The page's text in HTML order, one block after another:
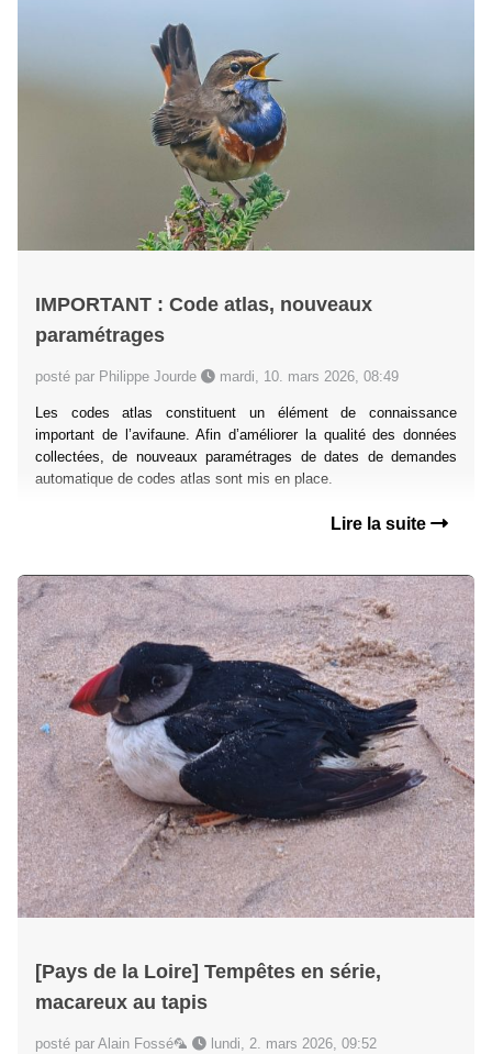
IMPORTANT : Code atlas, nouveaux
paramétrages
posté par Philippe Jourde mardi, 10. mars 2026, 08:49
Les codes atlas constituent un élément de connaissance
important de l’avifaune. Afin d’améliorer la qualité des données
collectées, de nouveaux paramétrages de dates de demandes
automatique de codes atlas sont mis en place.
Lire la suite
[Pays de la Loire] Tempêtes en série,
macareux au tapis
posté par Alain Fossé🦜 lundi, 2. mars 2026, 09:52